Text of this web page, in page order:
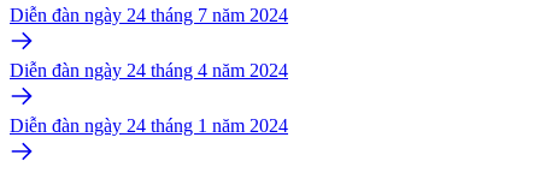
Diễn đàn ngày 24 tháng 7 năm 2024
Diễn đàn ngày 24 tháng 4 năm 2024
Diễn đàn ngày 24 tháng 1 năm 2024